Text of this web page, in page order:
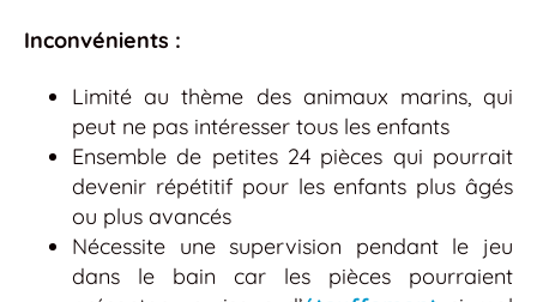
Inconvénients :
Limité au thème des animaux marins, qui
peut ne pas intéresser tous les enfants
Ensemble de petites 24 pièces qui pourrait
devenir répétitif pour les enfants plus âgés
ou plus avancés
Nécessite une supervision pendant le jeu
dans le bain car les pièces pourraient